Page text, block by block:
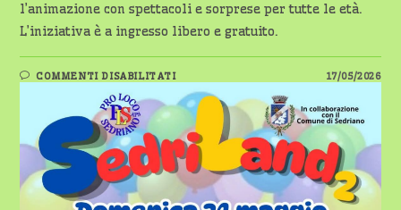
l’animazione con spettacoli e sorprese per tutte le età.
L’iniziativa è a ingresso libero e gratuito.
COMMENTI DISABILITATISU
SEDRIANO:
IL
24
MAGGIO
TORNA
“SEDRILAND
2”
AL
PARCO
DALLA
CHIESA
17/05/2026